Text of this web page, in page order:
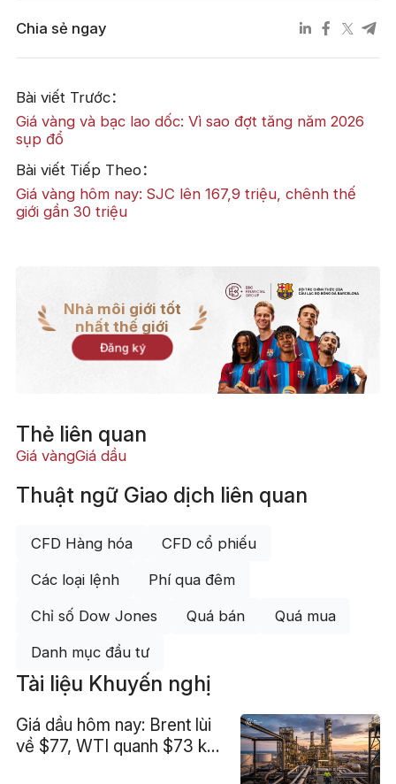
Chia sẻ ngay
Bài viết Trước：
Giá vàng và bạc lao dốc: Vì sao đợt tăng năm 2026
sụp đổ
Bài viết Tiếp Theo：
Giá vàng hôm nay: SJC lên 167,9 triệu, chênh thế
giới gần 30 triệu
Nhà môi giới tốt
nhất thế giới
Đăng ký
Thẻ liên quan
Giá vàngGiá dầu
Thuật ngữ Giao dịch liên quan
CFD Hàng hóa CFD cổ phiếu
Các loại lệnh Phí qua đêm
Chỉ số Dow Jones Quá bán Quá mua
Danh mục đầu tư
Tài liệu Khuyến nghị
Giá dầu hôm nay: Brent lùi
về $77, WTI quanh $73 khi